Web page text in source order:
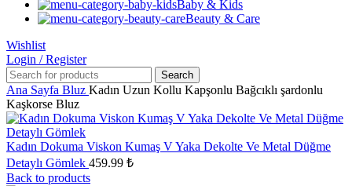
Baby & Kids
Beauty & Care
Wishlist
Login / Register
Search
Ana Sayfa Bluz Kadın Uzun Kollu Kapşonlu Bağcıklı şardonlu
Kaşkorse Bluz
Kadın Dokuma Viskon Kumaş V Yaka Dekolte Ve Metal Düğme
Detaylı Gömlek 459.99 ₺
Back to products